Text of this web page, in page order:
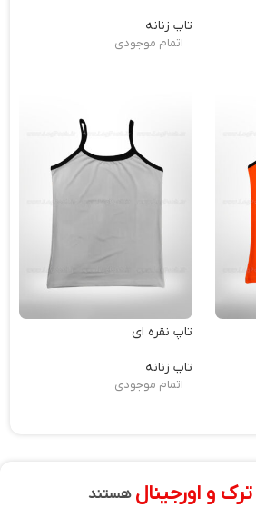
تاپ زنانه
اتمام موجودی
تاپ نقره ای
تاپ زنانه
اتمام موجودی
ترک و اورجینال هستند